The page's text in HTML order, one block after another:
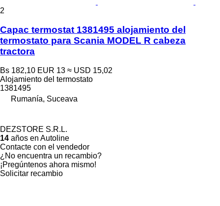
2
Capac termostat 1381495 alojamiento del
termostato para Scania MODEL R cabeza
tractora
Bs 182,10 EUR 13 ≈ USD 15,02
Alojamiento del termostato
1381495
Rumanía, Suceava
DEZSTORE S.R.L.
14 años en Autoline
Contacte con el vendedor
¿No encuentra un recambio?
¡Pregúntenos ahora mismo!
Solicitar recambio